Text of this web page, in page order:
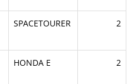
SPACETOURER 2
HONDA E 2